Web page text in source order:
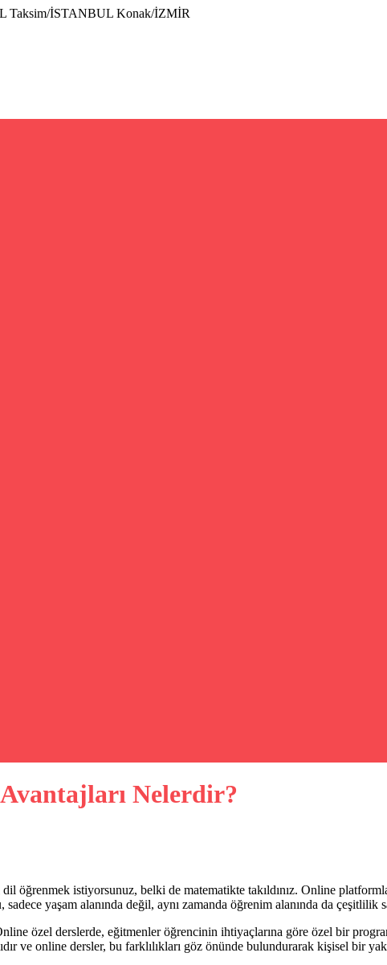
Taksim/İSTANBUL Konak/İZMİR
Nelerdir?
öğrenmek istiyorsunuz, belki de matematikte takıldınız. Online
yaşam alanında değil, aynı zamanda öğrenim alanında da çeşitlilik
özel derslerde, eğitmenler öğrencinin ihtiyaçlarına göre özel bir
ve online dersler, bu farklılıkları göz önünde bulundurarak kişisel bir